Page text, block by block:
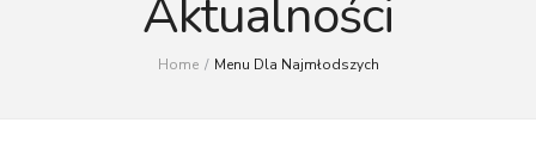
Kontakt
Aktualności
Home / Menu Dla Najmłodszych